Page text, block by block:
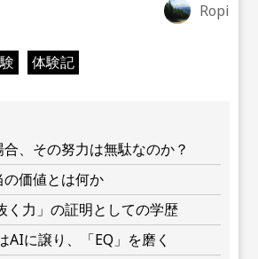
Ropi
体験記
、その努力は無駄なのか？
価値とは何か
く力」の証明としての学歴
AIに譲り、「EQ」を磨く